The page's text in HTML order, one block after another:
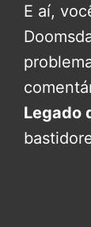
E aí,
Legado